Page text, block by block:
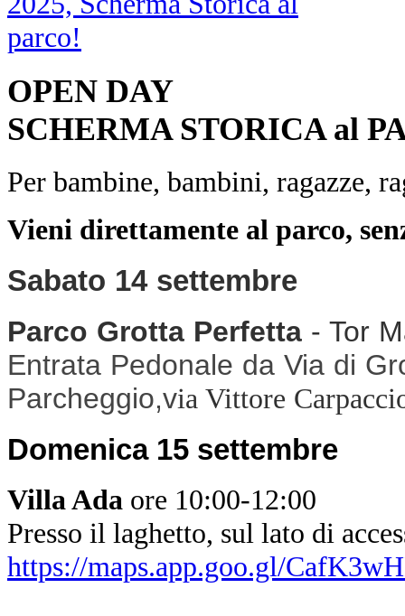
OPEN DAY
SCHERMA STORICA al
Per bambine, bambini, ragazze,
Vieni direttamente al parco,
Sabato 14 settembre
Parco Grotta Perfetta - Tor
Entrata Pedonale da Via di
Parcheggio,via Vittore
Domenica 15 settembre
Villa Ada ore 10:00-12:00
Presso il laghetto, sul lato di
https://maps.app.goo.gl/